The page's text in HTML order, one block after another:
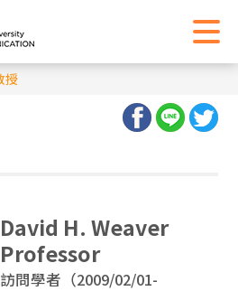
授
David H. Weaver
Professor
訪問學者（2009/02/01-